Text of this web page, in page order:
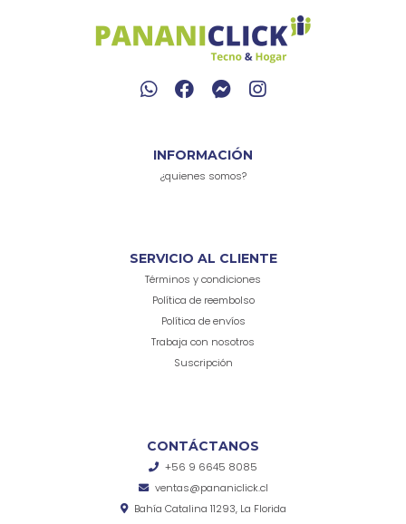
INFORMACIÓN
¿quienes somos?
SERVICIO AL CLIENTE
Términos y condiciones
Política de reembolso
Política de envíos
Trabaja con nosotros
Suscripción
CONTÁCTANOS
+56 9 6645 8085
ventas@pananiclick.cl
Bahía Catalina 11293, La Florida